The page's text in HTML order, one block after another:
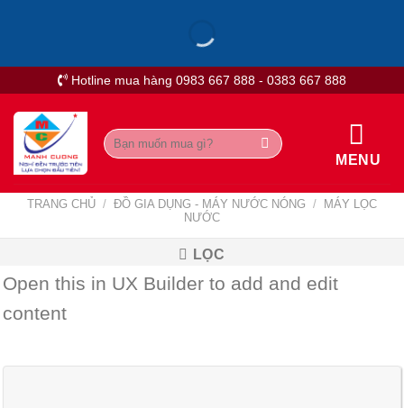
Hotline mua hàng 0983 667 888 - 0383 667 888
Tìm
kiếm:
MENU
TRANG CHỦ / ĐỒ GIA DỤNG - MÁY NƯỚC NÓNG /
MÁY LỌC
NƯỚC
LỌC
Open this in UX Builder to add and edit
content